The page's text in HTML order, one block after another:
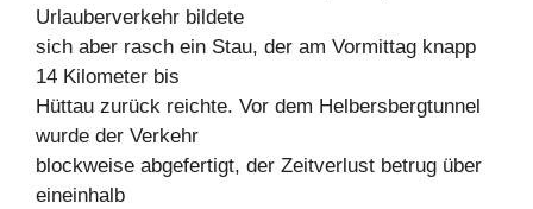
Urlauberverkehr bildete
sich aber rasch ein Stau, der am Vormittag knapp
14 Kilometer bis
Hüttau zurück reichte. Vor dem Helbersbergtunnel
wurde der Verkehr
blockweise abgefertigt, der Zeitverlust betrug über
eineinhalb